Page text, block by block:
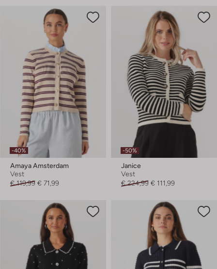
-40%
Amaya Amsterdam
Vest
€ 119,99 € 71,99
-50%
Janice
Vest
€ 224,99 € 111,99